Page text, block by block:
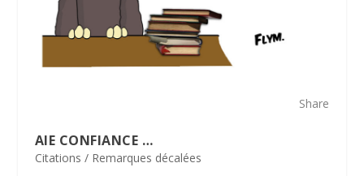
Share
AIE CONFIANCE …
Citations / Remarques décalées